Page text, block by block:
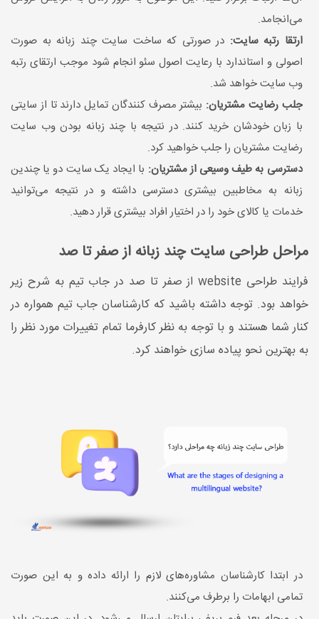
می‌انجامد.
ارتقا رتبه سایت: در صورتی که ساخت سایت چند زبانه به صورت
اصولی و استاندارد با رعایت اصول سئو انجام شود موجب ارتقای رتبه
وب سایت خواهد شد.
جلب رضایت مشتریان: بیشتر مصرف کنندگان تمایل دارند تا از سایتی
با زبان خودشان خرید کنند. در نتیجه با چند زبانه بودن وب سایت
رضایت مشتریان را جلب خواهید کرد.
دسترسی به طیف وسیعی از مشتریان: با ایجاد یک سایت دو یا چندین
زبانه به مخاطبین بیشتری دسترسی داشته و در نتیجه می‌توانید
خدمات یا کالای خود را در اختیار افراد بیشتری قرار دهید.
مراحل طراحی سایت چند زبانه از صفر تا صد
فرایند طراحی website از صفر تا صد در جاب تیم به شرح زیر
خواهد بود. توجه داشته باشید که کارشناسان جاب تیم همواره در
کنار شما هستند و با توجه به نظر کارفرما تمام تغییرات مورد نظر را
به بهترین نحو پیاده سازی خواهند کرد.
در ابتدا کارشناسان مشاوره‌های لازم را ارائه داده و به این صورت
تمامی ابهامات را برطرف می‌کنند.